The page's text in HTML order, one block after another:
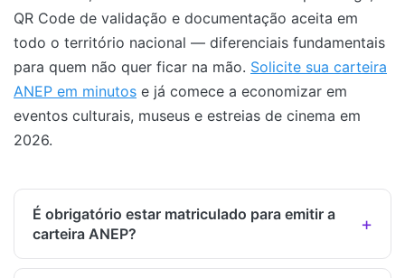
QR Code de validação e documentação aceita em
todo o território nacional — diferenciais fundamentais
para quem não quer ficar na mão. Solicite sua carteira
ANEP em minutos e já comece a economizar em
eventos culturais, museus e estreias de cinema em
2026.
É obrigatório estar matriculado para emitir a
carteira ANEP?